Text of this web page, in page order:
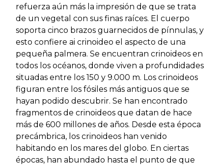
refuerza aún más la impresión de que se trata
de un vegetal con sus finas raíces. El cuerpo
soporta cinco brazos guarnecidos de pínnulas, y
esto confiere ai crinoideo el aspecto de una
pequeña palmera. Se encuentran crinoideos en
todos los océanos, donde viven a profundidades
situadas entre los 150 y 9.000 m. Los crinoideos
figuran entre los fósiles más antiguos que se
hayan podido descubrir. Se han encontrado
fragmentos de crinoideos que datan de hace
más de 600 millones de años. Desde esta época
precámbrica, los crinoideos han venido
habitando en los mares del globo. En ciertas
épocas, han abundado hasta el punto de que